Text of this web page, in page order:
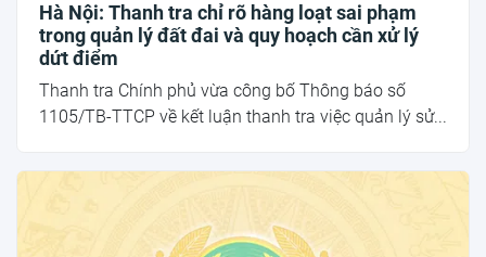
Hà Nội: Thanh tra chỉ rõ hàng loạt sai phạm
trong quản lý đất đai và quy hoạch cần xử lý
dứt điểm
Thanh tra Chính phủ vừa công bố Thông báo số
1105/TB-TTCP về kết luận thanh tra việc quản lý sử...